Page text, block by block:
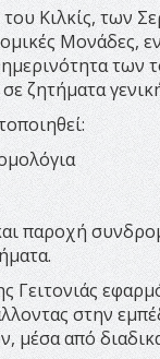
Κιλκίς, των
Μονάδες,
ζητήματα
παροχή
Γειτονιάς
στην
μέσα από